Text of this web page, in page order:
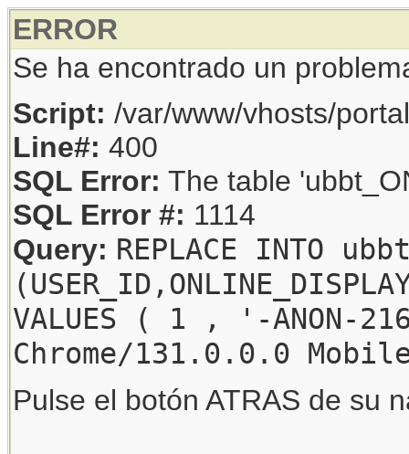
ERROR
Se ha encontrado un
Script: /var/www/vhosts/
Line#: 400
SQL Error: The table
SQL Error #: 1114
Query: REPLACE INTO
VALUES ( 1 , '-
Chrome/131.0.0.0
Pulse el botón ATRAS de su